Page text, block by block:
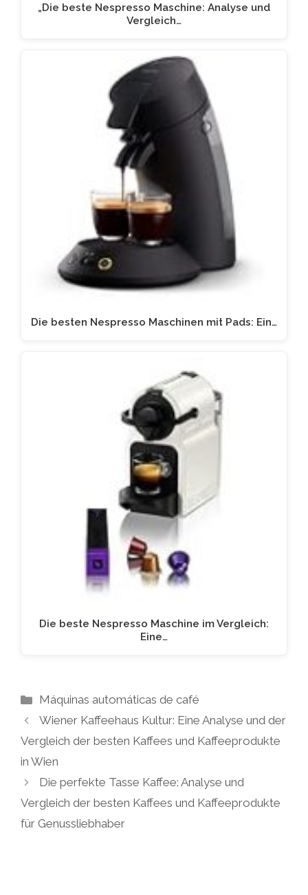
„Die beste Nespresso Maschine: Analyse und
Vergleich…
Die besten Nespresso Maschinen mit Pads: Ein…
Die beste Nespresso Maschine im Vergleich:
Eine…
Kategorien
Máquinas automáticas de café
Wiener Kaffeehaus Kultur: Eine Analyse und der
Vergleich der besten Kaffees und Kaffeeprodukte
in Wien
Die perfekte Tasse Kaffee: Analyse und
Vergleich der besten Kaffees und Kaffeeprodukte
für Genussliebhaber